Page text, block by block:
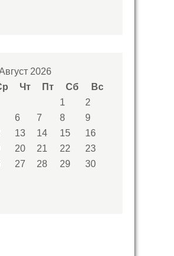
2026
Чт Пт Сб
Вс
1
2
6 7 8
9
13 14 15
16
20 21 22
23
27 28 29
30